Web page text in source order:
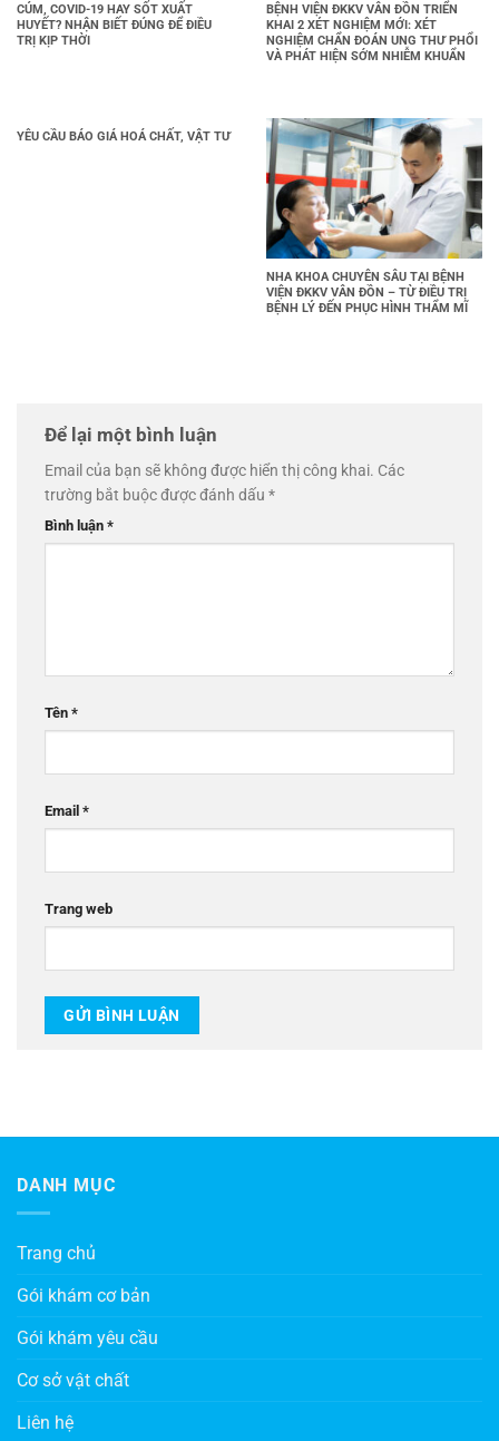
CÚM, COVID-19 HAY SỐT XUẤT
HUYẾT? NHẬN BIẾT ĐÚNG ĐỂ ĐIỀU
TRỊ KỊP THỜI
BỆNH VIỆN ĐKKV VÂN ĐỒN TRIỂN
KHAI 2 XÉT NGHIỆM MỚI: XÉT
NGHIỆM CHẨN ĐOÁN UNG THƯ PHỔI
VÀ PHÁT HIỆN SỚM NHIỄM KHUẨN
YÊU CẦU BÁO GIÁ HOÁ CHẤT, VẬT TƯ
NHA KHOA CHUYÊN SÂU TẠI BỆNH
VIỆN ĐKKV VÂN ĐỒN – TỪ ĐIỀU TRỊ
BỆNH LÝ ĐẾN PHỤC HÌNH THẨM MĨ
Để lại một bình luận
Email của bạn sẽ không được hiển thị công khai. Các
trường bắt buộc được đánh dấu *
Bình luận *
Tên *
Email *
Trang web
DANH MỤC
Trang chủ
Gói khám cơ bản
Gói khám yêu cầu
Cơ sở vật chất
Liên hệ